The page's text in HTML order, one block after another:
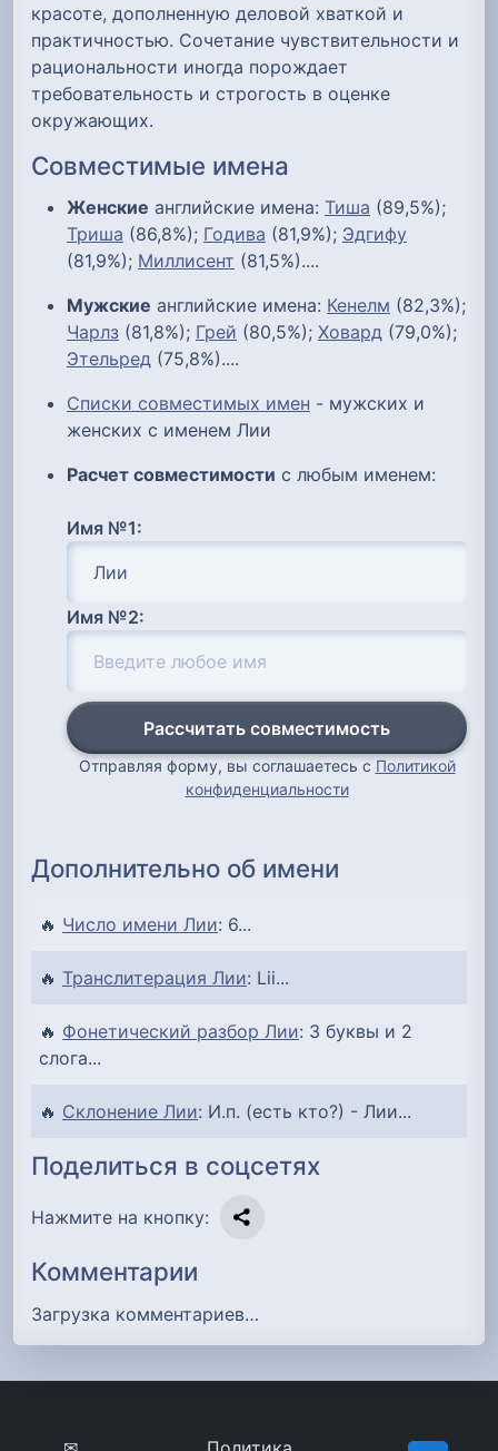
красоте, дополненную деловой хваткой и
практичностью. Сочетание чувствительности и
рациональности иногда порождает
требовательность и строгость в оценке
окружающих.
Совместимые имена
Женские английские имена: Тиша (89,5%);
Триша (86,8%); Годива (81,9%); Эдгифу
(81,9%); Миллисент (81,5%)....
Мужские английские имена: Кенелм (82,3%);
Чарлз (81,8%); Грей (80,5%); Ховард (79,0%);
Этельред (75,8%)....
Списки совместимых имен - мужских и
женских с именем Лии
Расчет совместимости с любым именем:
Имя №1:
Имя №2:
Рассчитать совместимость
Отправляя форму, вы соглашаетесь с Политикой
конфиденциальности
Дополнительно об имени
🔥 Число имени Лии: 6...
🔥 Транслитерация Лии: Lii...
🔥 Фонетический разбор Лии: 3 буквы и 2
слога...
🔥 Склонение Лии: И.п. (есть кто?) - Лии...
Поделиться в соцсетях
Нажмите на кнопку:
Комментарии
Загрузка комментариев…